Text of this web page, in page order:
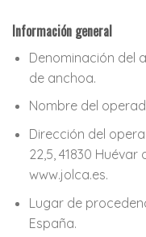
Información general
Denominación del
de anchoa.
Nombre del
Dirección del
22,5, 41830 Huévar
www.jolca.es.
Lugar de
España.